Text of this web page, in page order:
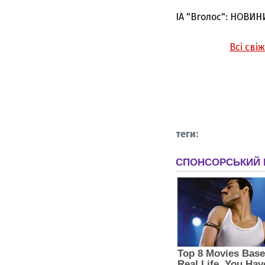
ІА "Вголос":
Всі